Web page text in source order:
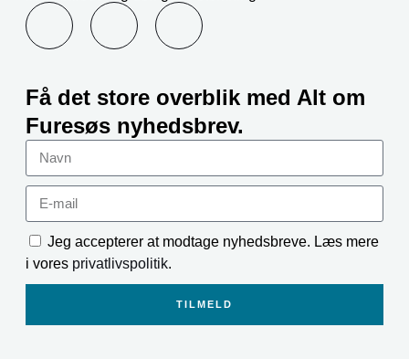
F
c
e
b
o
o
L
n
d
i
I
s
g
r
Få det store overblik med Alt om
Furesøs nyhedsbrev.
Navn
mail
AcceptJeg accepterer at modtage nyhedsbreve. Læs mere
i vores privatlivspolitik.
TILMELD